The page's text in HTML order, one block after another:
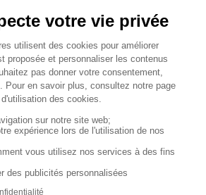
manière, si vous n'êtes pas
vous serez pris en charge
l'autre conducteur.
bien couvert par son assurance
votre contrat, sachez que vous
Comparer est alors le meilleur
économies tout en améliorant